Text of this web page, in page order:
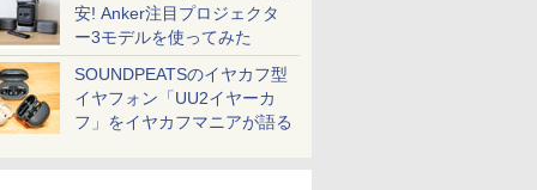
安! Anker注目プロジェクタ
ー3モデルを使ってみた
SOUNDPEATSのイヤカフ型
イヤフォン「UU2イヤーカ
フ」をイヤカフマニアが語る